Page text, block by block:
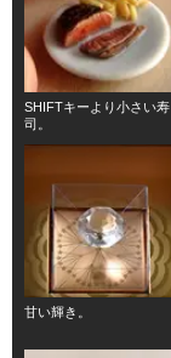
SHIFTキーより小さい寿
司。
甘い輝き。